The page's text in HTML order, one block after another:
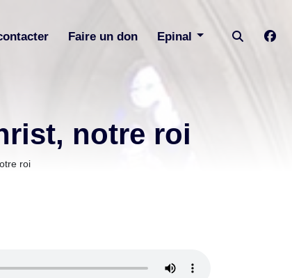
Faire un don Epinal
notre roi
roi